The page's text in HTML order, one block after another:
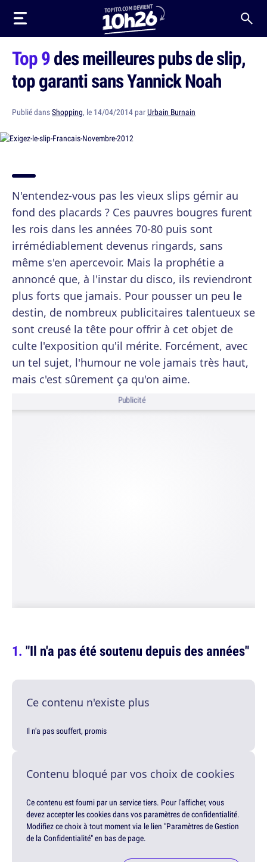
Top 9des meilleures pubs de slip,
top garanti sans Yannick Noah
Publié dansShopping, le 14/04/2014 parUrbain Burnain
N'entendez-vous pas les vieux slips gémir au
fond des placards ? Ces pauvres bougres furent
les rois dans les années 70-80 puis sont
irrémédiablement devenus ringards, sans
même s'en apercevoir. Mais la prophétie a
annoncé que, à l'instar du disco, ils reviendront
plus forts que jamais. Pour pousser un peu le
destin, de nombreux publicitaires talentueux se
sont creusé la tête pour offrir à cet objet de
culte l'exposition qu'il mérite. Forcément, avec
un tel sujet, l'humour ne vole jamais très haut,
mais c'est sûrement ça qu'on aime.
Publicité
"Il n'a pas été soutenu depuis des années"
Ce contenu n'existe plus
Il n'a pas souffert, promis
Contenu bloqué par vos choix de cookies
Ce contenu est fourni par un service tiers. Pour l'afficher, vous
devez accepter les cookies dans vos paramètres de confidentialité.
Modifiez ce choix à tout moment via le lien "Paramètres de Gestion
de la Confidentialité" en bas de page.